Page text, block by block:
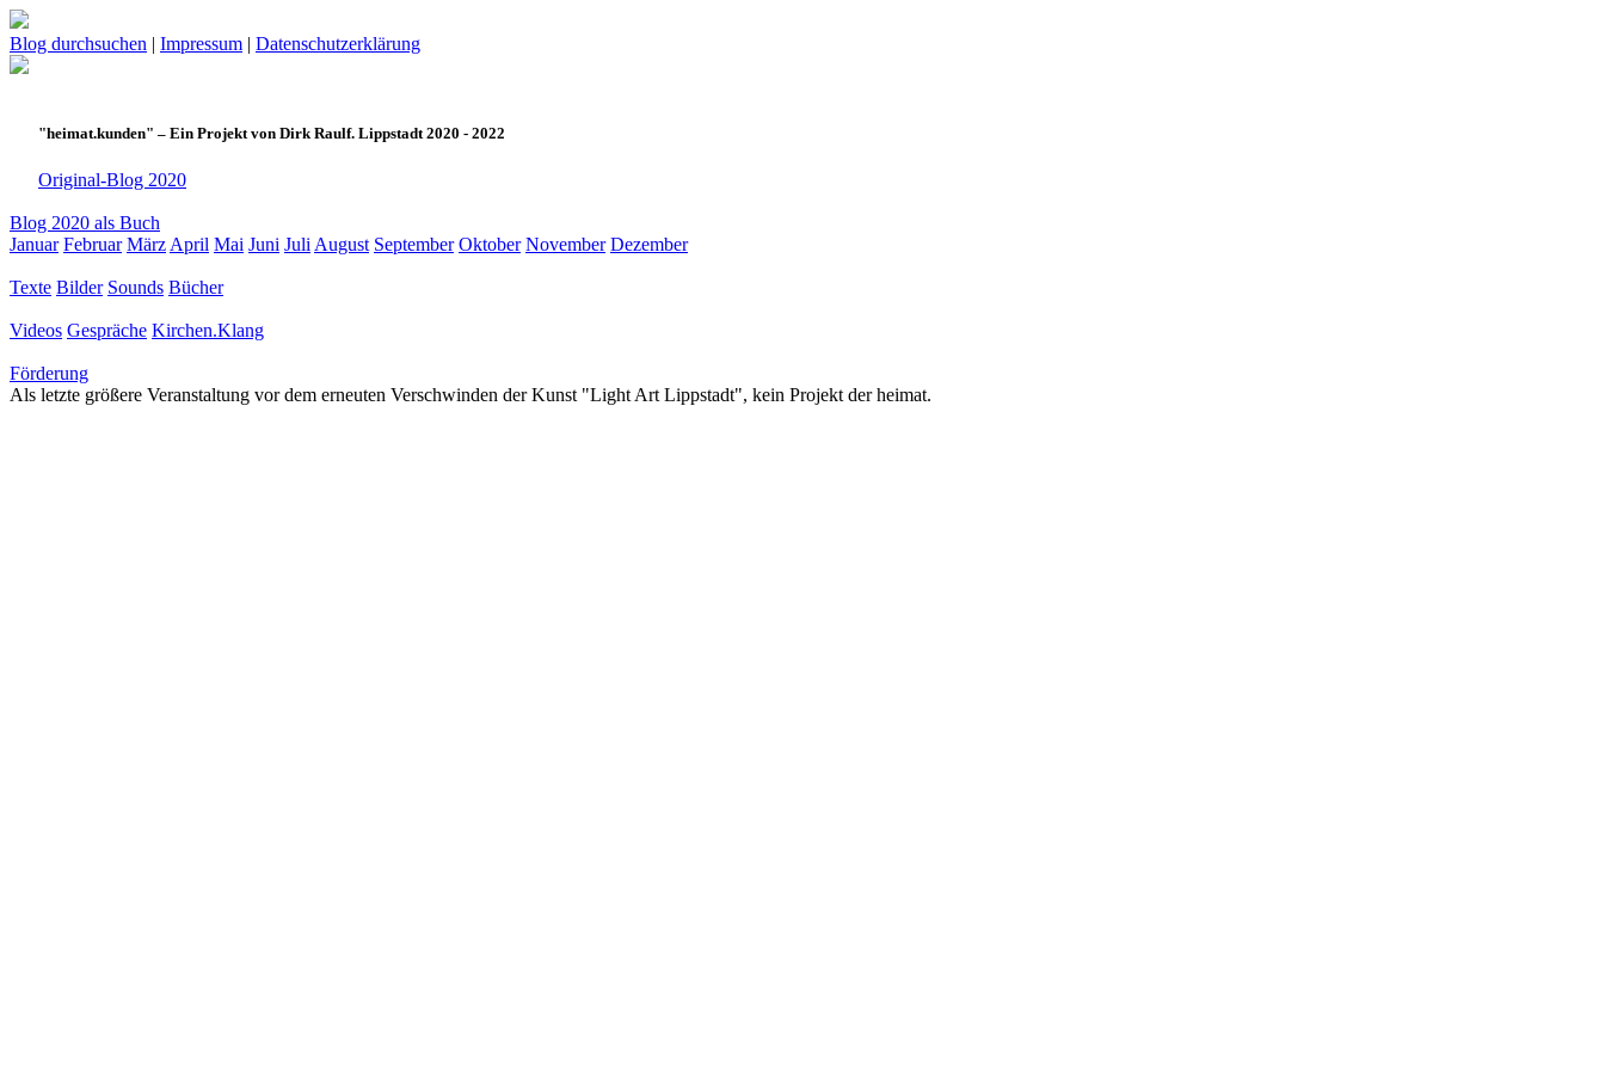
Blog durchsuchen | Impressum | Datenschutzerklärung
"heimat.kunden" – Ein Projekt von Dirk Raulf. Lippstadt 2020 - 2022
Original-Blog 2020
Blog 2020 als Buch
Januar Februar März April Mai Juni Juli August September Oktober November Dezember
Texte Bilder Sounds Bücher
Videos Gespräche Kirchen.Klang
Förderung
Als letzte größere Veranstaltung vor dem erneuten Verschwinden der Kunst "Light Art Lippstadt", kein Projekt der heimat.